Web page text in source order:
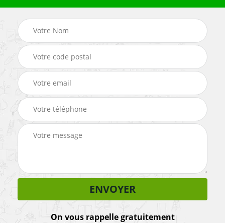
On vous rappelle gratuitement